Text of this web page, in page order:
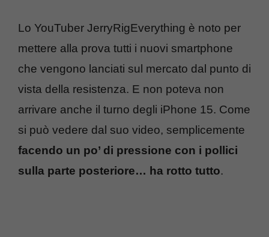
Lo YouTuber JerryRigEverything è noto per
mettere alla prova tutti i nuovi smartphone
che vengono lanciati sul mercato dal punto di
vista della resistenza. E non poteva non
arrivare anche il turno degli iPhone 15. Come
si può vedere dal suo video, semplicemente
facendo un po’ di pressione con i pollici
sulla parte posteriore… ha rotto tutto.